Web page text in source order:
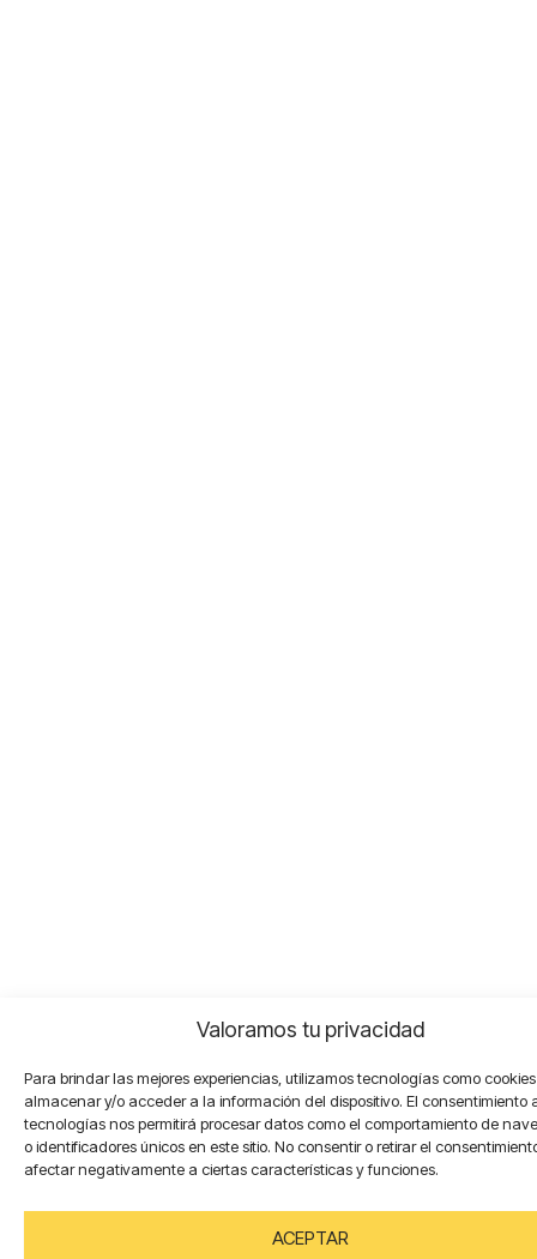
Valoramos tu privacidad
Para brindar las mejores experiencias, utilizamos tecnologías como
almacenar y/o acceder a la información del dispositivo. El consentimiento
tecnologías nos permitirá procesar datos como el comportamiento de
o identificadores únicos en este sitio. No consentir o retirar el
afectar negativamente a ciertas características y funciones.
ACEPTAR